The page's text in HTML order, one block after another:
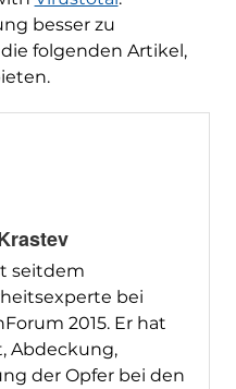
besser zu
folgenden Artikel,
seitdem
bei
2015. Er hat
Abdeckung,
der Opfer bei den